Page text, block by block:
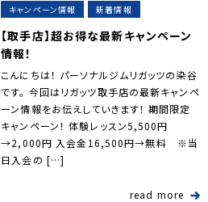
キャンペーン情報 新着情報
【取手店】超お得な最新キャンペーン
情報！
こんにちは！ パーソナルジムリガッツの染谷
です。 今回はリガッツ取手店の最新キャンペ
ーン情報をお伝えしていきます！ 期間限定
キャンペーン！ 体験レッスン5,500円
→2,000円 入会金16,500円→無料 ※当
日入会の […]
read more